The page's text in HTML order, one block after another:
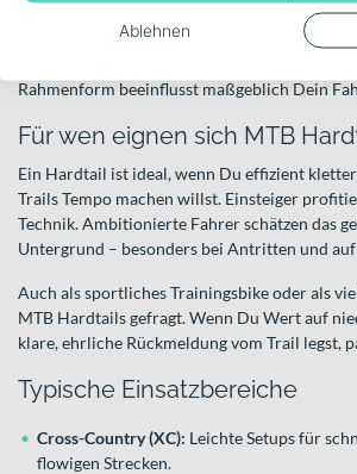
kombiniert mit Federgabel, hydraulischen
Entscheidend ist weniger die Laufradgröße,
sportlich gestreckt für schnelle Runden
Rahmenform beeinflusst maßgeblich Dein
Für wen eignen sich MTB
Ein Hardtail ist ideal, wenn Du effizient
Trails Tempo machen willst. Einsteiger
Technik. Ambitionierte Fahrer schätzen das
Untergrund – besonders bei Antritten und
Auch als sportliches Trainingsbike oder als
MTB Hardtails gefragt. Wenn Du Wert auf
klare, ehrliche Rückmeldung vom Trail legst,
Typische Einsatzbereiche
Cross-Country (XC): Leichte Setups für
flowigen Strecken.
Ablehnen